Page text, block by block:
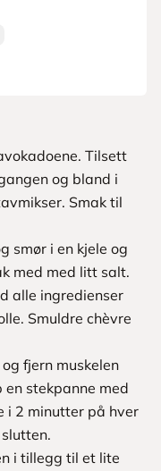
Tilsett
og bland i
Smak til
smør i en kjele og
med med litt salt.
alle ingredienser
Smuldre chèvre
fjern muskelen
stekpanne med
i 2 minutter på hver
i tillegg til et lite